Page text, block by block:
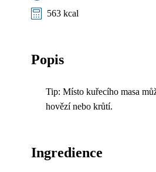
563 kcal
Popis
Tip: Místo kuřecího masa
hovězí nebo krůtí.
Ingredience